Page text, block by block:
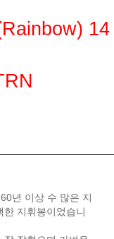
14
년 이상 수 많은 지
지휘봉이었습니